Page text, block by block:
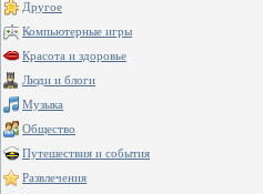
Другое
Компьютерные игры
Красота и здоровье
Люди и блоги
Музыка
Общество
Путешествия и события
Развлечения